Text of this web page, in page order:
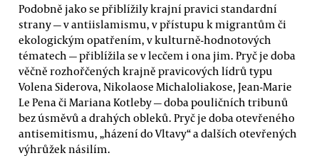
Podobně jako se přiblížily krajní pravici standardní
strany — v antiislamismu, v přístupu k migrantům či
ekologickým opatřením, v kulturně-hodnotových
tématech — přiblížila se v lecčem i ona jim. Pryč je doba
věčně rozhořčených krajně pravicových lídrů typu
Volena Siderova, Nikolaose Michaloliakose, Jean-Marie
Le Pena či Mariana Kotleby — doba pouličních tribunů
bez úsměvů a drahých obleků. Pryč je doba otevřeného
antisemitismu, „házení do Vltavy“ a dalších otevřených
výhrůžek násilím.